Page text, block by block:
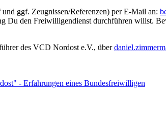
ggf. Zeugnissen/Referenzen) per E-Mail an:
den Freiwilligendienst durchführen willst.
des VCD Nordost e.V., über
- Erfahrungen eines Bundesfreiwilligen